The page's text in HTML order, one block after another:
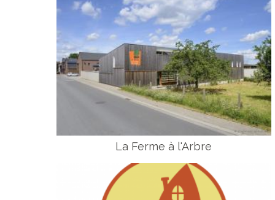
La Ferme à l'Arbre